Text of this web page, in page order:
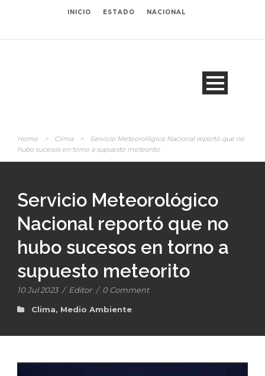
INICIO ESTADO NACIONAL
Home > Clima >
Servicio Meteorológico Nacional reportó que no
hubo sucesos en torno a supuesto meteorito
Servicio Meteorológico
Nacional reportó que no
hubo sucesos en torno a
supuesto meteorito
10 Jul 2023 / Editor / 0 Comment
Clima, Medio Ambiente